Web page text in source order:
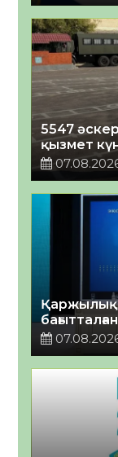
5547
қызмет
Қаржылық